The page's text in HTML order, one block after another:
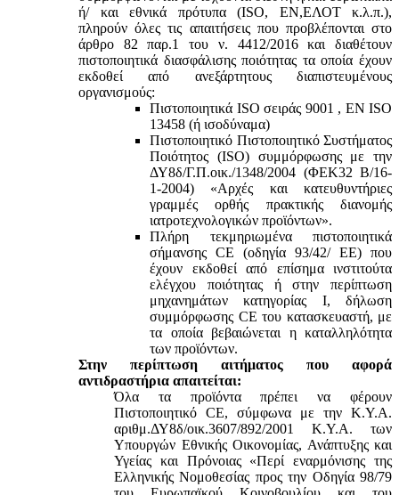
ή/ και εθνικά πρότυπα (ISO, ΕΝ,ΕΛΟΤ κ.λ.π.),
πληρούν όλες τις απαιτήσεις που προβλέπονται στο
άρθρο 82 παρ.1 του ν. 4412/2016 και διαθέτουν
πιστοποιητικά διασφάλισης ποιότητας τα οποία έχουν
εκδοθεί από ανεξάρτητους διαπιστευμένους
οργανισμούς:
Πιστοποιητικά ISO σειράς 9001 , ΕΝ ISO
13458 (ή ισοδύναμα)
Πιστοποιητικό Πιστοποιητικό Συστήματος
Ποιότητος (ISO) συμμόρφωσης με την
ΔΥ8δ/Γ.Π.οικ./1348/2004 (ΦΕΚ32 Β/16-
1-2004) «Αρχές και κατευθυντήριες
γραμμές ορθής πρακτικής διανομής
ιατροτεχνολογικών προϊόντων».
Πλήρη τεκμηριωμένα πιστοποιητικά
σήμανσης CE (οδηγία 93/42/ ΕΕ) που
έχουν εκδοθεί από επίσημα ινστιτούτα
ελέγχου ποιότητας ή στην περίπτωση
μηχανημάτων κατηγορίας Ι, δήλωση
συμμόρφωσης CE του κατασκευαστή, με
τα οποία βεβαιώνεται η καταλληλότητα
των προϊόντων.
Στην περίπτωση αιτήματος που αφορά
αντιδραστήρια απαιτείται:
Όλα τα προϊόντα πρέπει να φέρουν
Πιστοποιητικό CE, σύμφωνα με την Κ.Υ.Α.
αριθμ.ΔΥ8δ/οικ.3607/892/2001 Κ.Υ.Α. των
Υπουργών Εθνικής Οικονομίας, Ανάπτυξης και
Υγείας και Πρόνοιας «Περί εναρμόνισης της
Ελληνικής Νομοθεσίας προς την Οδηγία 98/79